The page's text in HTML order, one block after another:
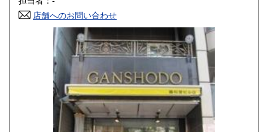
高知県 600円
600円 長崎県
600円 大分県
600円 鹿児島県
600円
店舗へのお問い合わせ